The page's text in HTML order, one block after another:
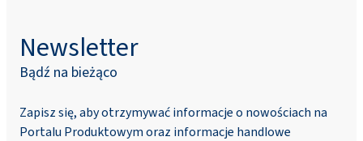
Newsletter
Bądź na bieżąco
Zapisz się, aby otrzymywać informacje o nowościach na
Portalu Produktowym oraz informacje handlowe